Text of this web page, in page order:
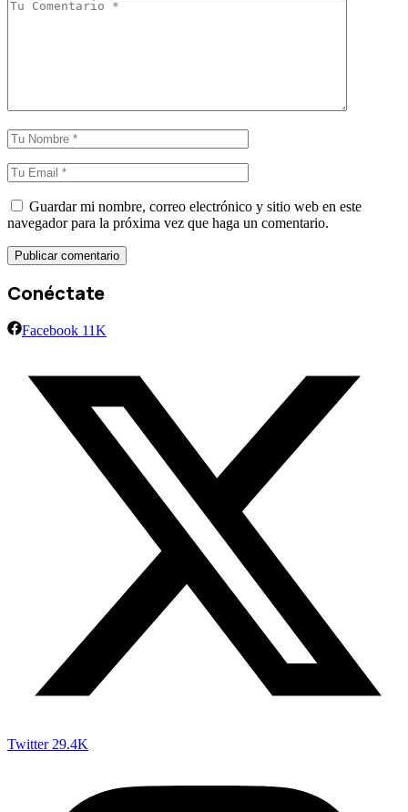
Guardar mi nombre, correo electrónico y sitio web en este
navegador para la próxima vez que haga un comentario.
Conéctate
Facebook 11K
Twitter 29.4K